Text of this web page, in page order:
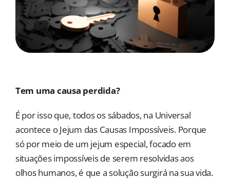
Tem uma causa perdida?
É por isso que, todos os sábados, na Universal
acontece o Jejum das Causas Impossíveis. Porque
só por meio de um jejum especial, focado em
situações impossíveis de serem resolvidas aos
olhos humanos, é que a solução surgirá na sua vida.